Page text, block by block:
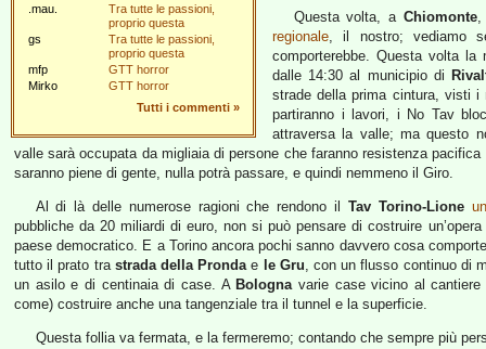
.mau.
Tra tutte le passioni,
proprio questa
gs
Tra tutte le passioni,
proprio questa
mfp
GTT horror
Mirko
GTT horror
Tutti i commenti »
Questa volta, aChiomonte,
regionale, il nostro; vediamo
comporterebbe. Questa volta la
dalle 14:30 al municipio di
strade della prima cintura, visti i
partiranno i lavori, i No Tav
attraversa la valle; ma questo
valle sarà occupata da migliaia di persone che faranno resistenza
saranno piene di gente, nulla potrà passare, e quindi nemmeno il Giro.
Al di là delle numerose ragioni che rendono il Tav Torino-Lione
pubbliche da 20 miliardi di euro, non si può pensare di costruire
paese democratico. E a Torino ancora pochi sanno davvero cosa
tutto il prato tra strada della Prondae le Gru, con un flusso continuo di
un asilo e di centinaia di case. A Bolognavarie case vicino al cantiere
come) costruire anche una tangenziale tra il tunnel e la superficie.
Questa follia va fermata, e la fermeremo; contando che sempre più